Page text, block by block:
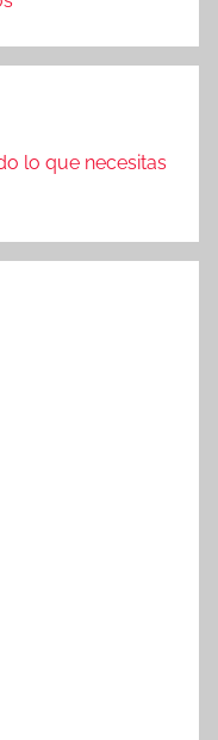
lo que necesitas